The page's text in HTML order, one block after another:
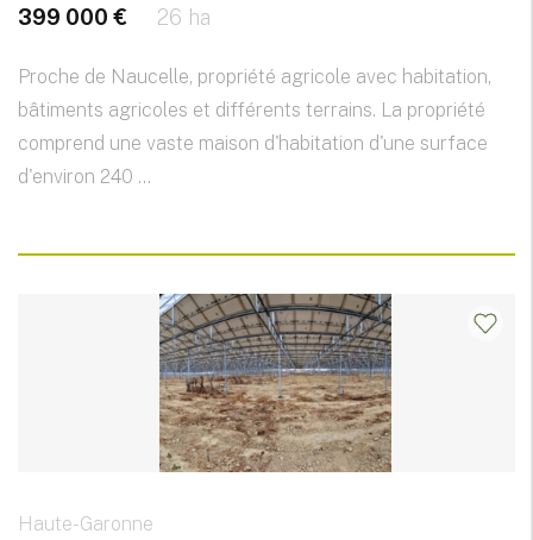
399 000 € 26 ha
Proche de Naucelle, propriété agricole avec habitation,
bâtiments agricoles et différents terrains. La propriété
comprend une vaste maison d'habitation d'une surface
d'environ 240 ...
Haute-Garonne